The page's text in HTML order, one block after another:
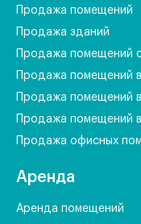
Продажа помещений
Продажа зданий
Продажа помещений
Продажа помещений
Продажа помещений
Продажа помещений
Продажа офисных
Аренда
Аренда помещений